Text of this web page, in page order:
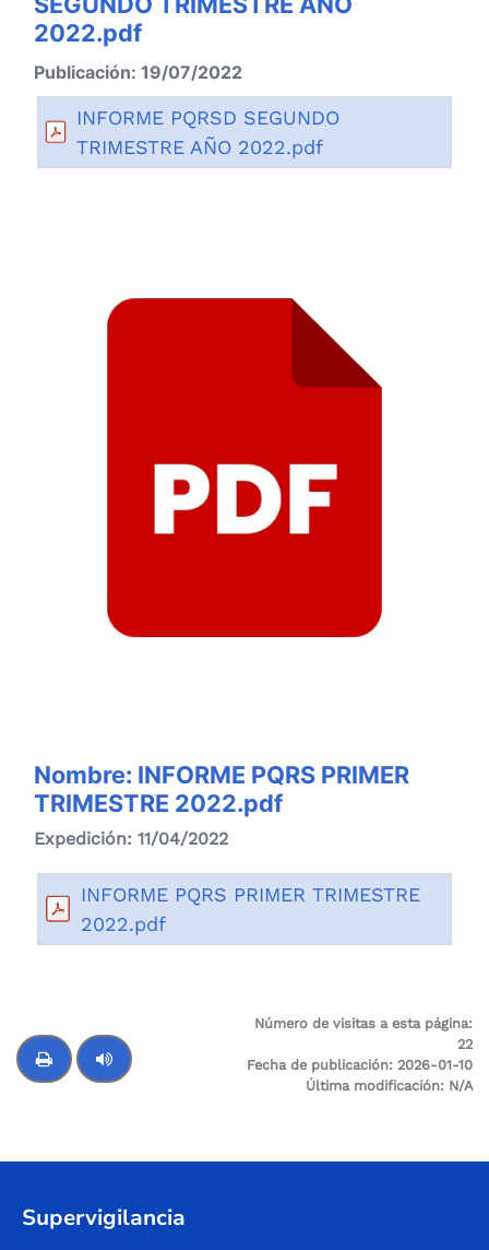
2022.pdf
Publicación: 19/07/2022
INFORME PQRSD SEGUNDO
TRIMESTRE AÑO 2022.pdf
Nombre: INFORME PQRS PRIMER
TRIMESTRE 2022.pdf
Expedición: 11/04/2022
INFORME PQRS PRIMER TRIMESTRE
2022.pdf
Número de visitas a esta página:
22
Fecha de publicación: 2026-01-10
Última modificación: N/A
Supervigilancia